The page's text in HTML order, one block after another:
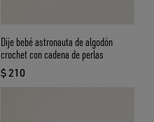
Dije bebé astronauta de algodón
crochet con cadena de perlas
$ 210
precio actual $ 210